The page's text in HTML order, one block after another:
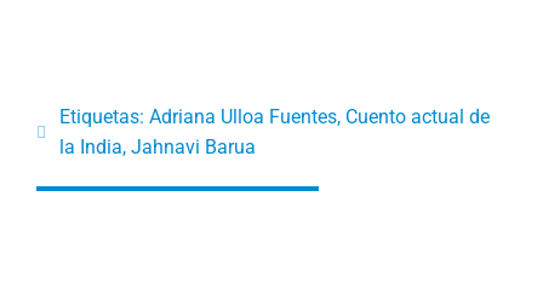
Etiquetas: Adriana Ulloa Fuentes, Cuento actual de
la India, Jahnavi Barua